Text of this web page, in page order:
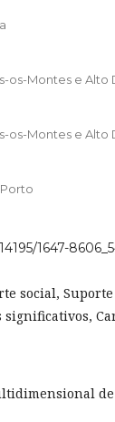
os-Montes e Alto
os-Montes e Alto
1647-
social,
significativos,